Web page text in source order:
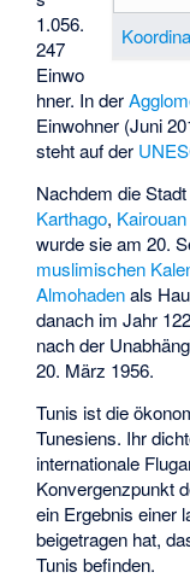
1.056.
247
Einwo
hner. In der
Einwohner (Juni
steht auf der
Nachdem die
Karthago, Kairouan
wurde sie am 20.
muslimischen
Almohadenals
danach im Jahr
nach der
20. März 1956.
Tunis ist die
Tunesiens. Ihr
internationale
Konvergenzpunkt
ein Ergebnis einer
beigetragen hat,
Tunis befinden.